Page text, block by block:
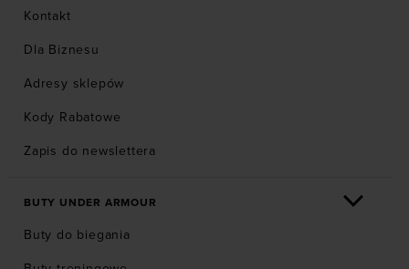
Kontakt
Dla Biznesu
Adresy sklepów
Kody Rabatowe
Zapis do newslettera
BUTY UNDER ARMOUR
Buty do biegania